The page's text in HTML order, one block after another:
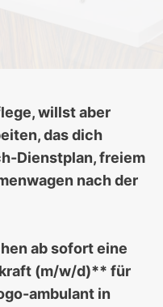
willst aber
das dich
Dienstplan, freiem
nach der
ab sofort eine
(m/w/d)** für
ambulant in